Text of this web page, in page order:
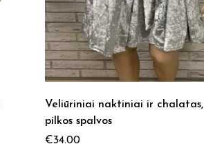
Veliūriniai naktiniai ir chalatas,
pilkos spalvos
€34.00